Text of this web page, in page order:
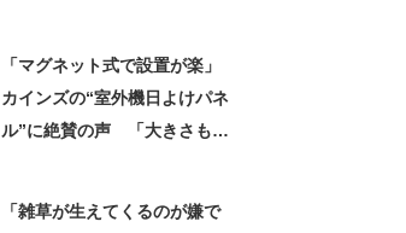
「マグネット式で設置が楽」
カインズの“室外機日よけパネ
ル”に絶賛の声 「大きさもあ
「雑草が生えてくるのが嫌で